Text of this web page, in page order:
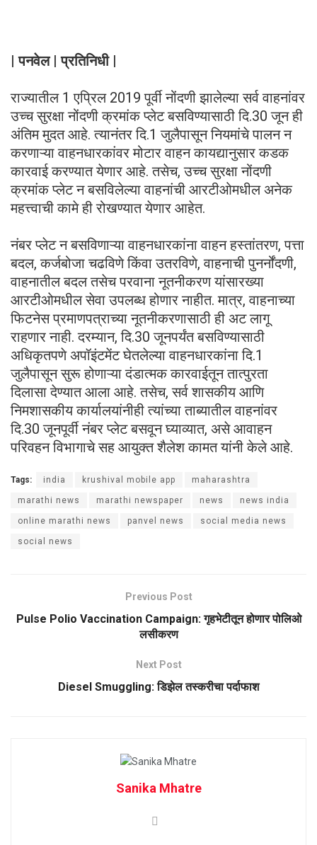
| पनवेल | प्रतिनिधी |
राज्यातील 1 एप्रिल 2019 पूर्वी नोंदणी झालेल्या सर्व वाहनांवर
उच्च सुरक्षा नोंदणी क्रमांक प्लेट बसविण्यासाठी दि.30 जून ही
अंतिम मुदत आहे. त्यानंतर दि.1 जुलैपासून नियमांचे पालन न
करणाऱ्या वाहनधारकांवर मोटार वाहन कायद्यानुसार कडक
कारवाई करण्यात येणार आहे. तसेच, उच्च सुरक्षा नोंदणी
क्रमांक प्लेट न बसविलेल्या वाहनांची आरटीओमधील अनेक
महत्त्वाची कामे ही रोखण्यात येणार आहेत.
नंबर प्लेट न बसविणाऱ्या वाहनधारकांना वाहन हस्तांतरण, पत्ता
बदल, कर्जबोजा चढविणे किंवा उतरविणे, वाहनाची पुनर्नोंदणी,
वाहनातील बदल तसेच परवाना नूतनीकरण यांसारख्या
आरटीओमधील सेवा उपलब्ध होणार नाहीत. मात्र, वाहनाच्या
फिटनेस प्रमाणपत्राच्या नूतनीकरणासाठी ही अट लागू
राहणार नाही. दरम्यान, दि.30 जूनपर्यंत बसविण्यासाठी
अधिकृतपणे अपॉइंटमेंट घेतलेल्या वाहनधारकांना दि.1
जुलैपासून सुरू होणाऱ्या दंडात्मक कारवाईतून तात्पुरता
दिलासा देण्यात आला आहे. तसेच, सर्व शासकीय आणि
निमशासकीय कार्यालयांनीही त्यांच्या ताब्यातील वाहनांवर
दि.30 जूनपूर्वी नंबर प्लेट बसवून घ्याव्यात, असे आवाहन
परिवहन विभागाचे सह आयुक्त शैलेश कामत यांनी केले आहे.
Tags: india krushival mobile app maharashtra
marathi news marathi newspaper news news india
online marathi news panvel news social media news
social news
Previous Post
Pulse Polio Vaccination Campaign: गृहभेटीतून होणार पोलिओ
लसीकरण
Next Post
Diesel Smuggling: डिझेल तस्करीचा पर्दाफाश
Sanika Mhatre